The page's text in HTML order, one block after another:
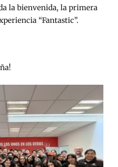
la bienvenida, la primera
“Fantastic”.